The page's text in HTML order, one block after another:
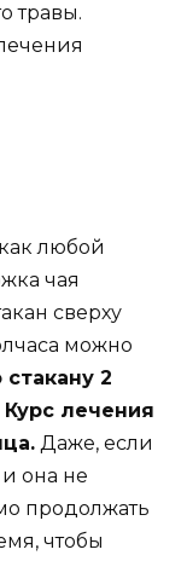
травы.
любой
чая
сверху
можно
2
лечения
Даже, если
она не
продолжать
чтобы